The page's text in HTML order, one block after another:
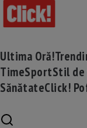
Ultima Oră!
TimeSportStil de
SănătateClick!